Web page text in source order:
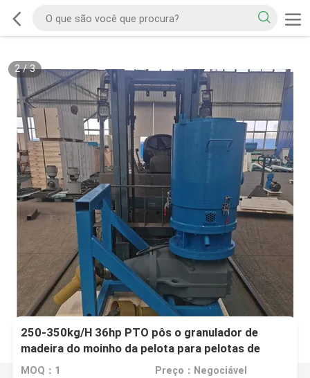
2/3
250-350kg/H 36hp PTO pôs o granulador de
madeira do moinho da pelota para pelotas de
combustível
MOQ：1 Preço：Negociável